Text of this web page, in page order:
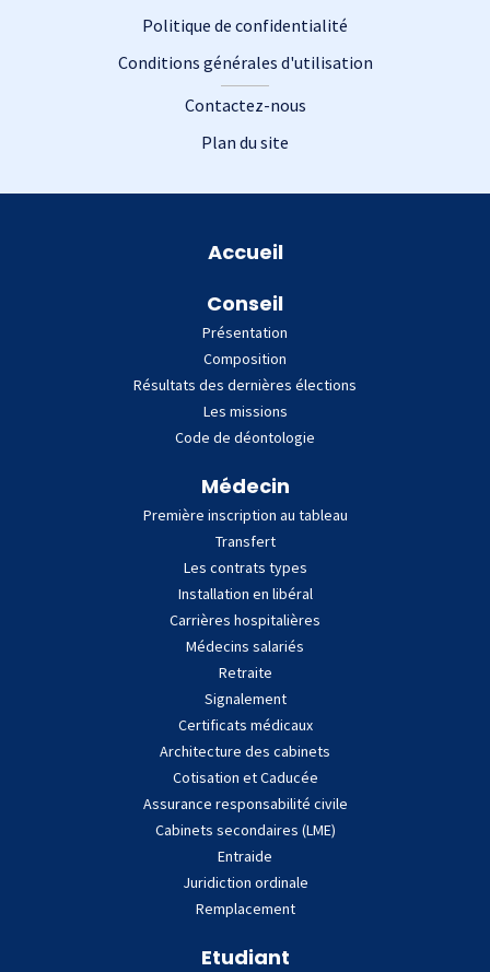
Politique de confidentialité
Conditions générales d'utilisation
Contactez-nous
Plan du site
Accueil
Conseil
Présentation
Composition
Résultats des dernières élections
Les missions
Code de déontologie
Médecin
Première inscription au tableau
Transfert
Les contrats types
Installation en libéral
Carrières hospitalières
Médecins salariés
Retraite
Signalement
Certificats médicaux
Architecture des cabinets
Cotisation et Caducée
Assurance responsabilité civile
Cabinets secondaires (LME)
Entraide
Juridiction ordinale
Remplacement
Etudiant